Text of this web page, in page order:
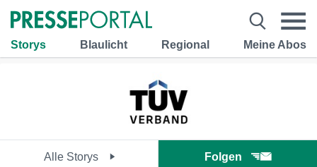
Storys Blaulicht Regional Meine Abos
Alle Storys Folgen